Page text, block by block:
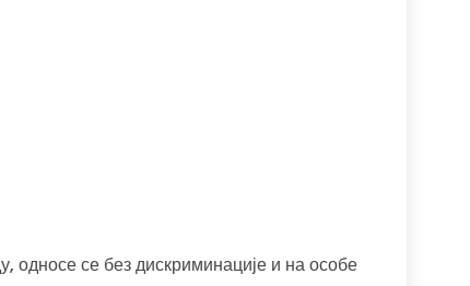
се без дискриминације и на особе